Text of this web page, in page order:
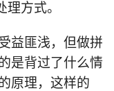
方式。
益匪浅，但做拼
是背过了什么情
原理，这样的